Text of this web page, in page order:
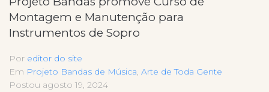
Montagem e Manutenção para
Instrumentos de Sopro
Por editor do site
Em Projeto Bandas de Música, Arte de Toda Gente
Postou agosto 19, 2024